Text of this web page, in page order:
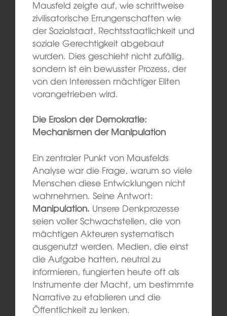
Mausfeld zeigte auf, wie schrittweise
zivilisatorische Errungenschaften wie
der Sozialstaat, Rechtsstaatlichkeit und
soziale Gerechtigkeit abgebaut
wurden. Dies geschieht nicht zufällig,
sondern ist ein bewusster Prozess, der
von den Interessen mächtiger Eliten
vorangetrieben wird.
Die Erosion der Demokratie:
Mechanismen der Manipulation
Ein zentraler Punkt von Mausfelds
Analyse war die Frage, warum so viele
Menschen diese Entwicklungen nicht
wahrnehmen. Seine Antwort:
Manipulation. Unsere Denkprozesse
seien voller Schwachstellen, die von
mächtigen Akteuren systematisch
ausgenutzt werden. Medien, die einst
die Aufgabe hatten, neutral zu
informieren, fungierten heute oft als
Instrumente der Macht, um bestimmte
Narrative zu etablieren und die
Öffentlichkeit zu lenken.